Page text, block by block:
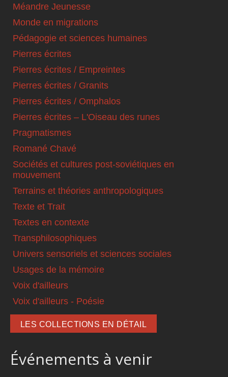
Méandre Jeunesse
Monde en migrations
Pédagogie et sciences humaines
Pierres écrites
Pierres écrites / Empreintes
Pierres écrites / Granits
Pierres écrites / Omphalos
Pierres écrites – L'Oiseau des runes
Pragmatismes
Romané Chavé
Sociétés et cultures post-soviétiques en
mouvement
Terrains et théories anthropologiques
Texte et Trait
Textes en contexte
Transphilosophiques
Univers sensoriels et sciences sociales
Usages de la mémoire
Voix d'ailleurs
Voix d'ailleurs - Poésie
LES COLLECTIONS EN DÉTAIL
Événements à venir